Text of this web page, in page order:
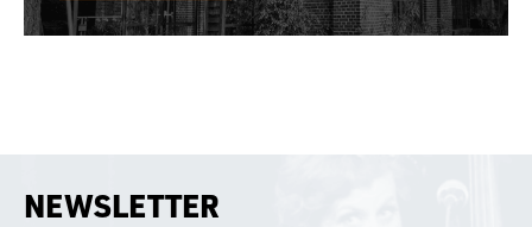
NEWSLETTER